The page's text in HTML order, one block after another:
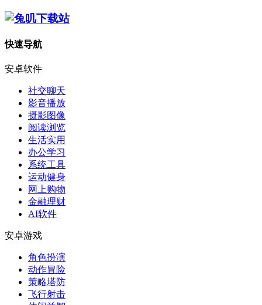
快速导航
安卓软件
社交聊天
影音播放
摄影图像
阅读浏览
生活实用
办公学习
系统工具
运动健身
网上购物
金融理财
AI软件
安卓游戏
角色扮演
动作冒险
策略塔防
飞行射击